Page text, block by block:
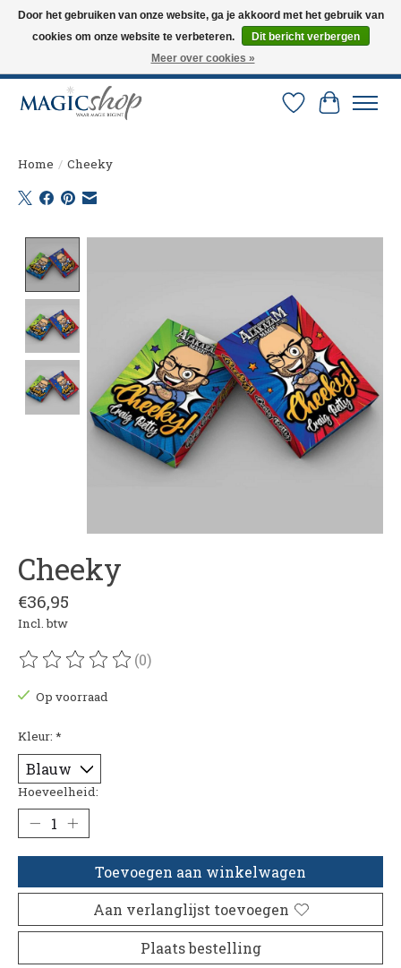
Altijd de nieuwste trucs op voorraad. Snelle verzending via PostNL en DHL.
Langskomen in onze winkel? Bel of mail om een afspraak te maken. 0251-
Verlanglijst
Home / Cheeky
Cheeky
€36,95
Incl. btw
De beoordeling van dit product is
(0)
Op voorraad
Kleur: *
Hoeveelheid:
Toevoegen aan winkelwagen
Aan verlanglijst toevoegen
Plaats bestelling
Door het gebruiken van onze website, ga je akkoord met het gebruik van
cookies om onze website te verbeteren.
Dit bericht verbergen
Meer over cookies »